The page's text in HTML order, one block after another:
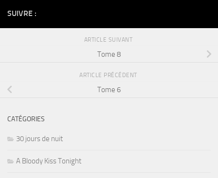
SUIVRE :
ARTICLE SUIVANT
Tome 8
ARTICLE PRÉCÉDENT
Tome 6
CATÉGORIES
30 jours de nuit
A Bloody Kiss Tonight